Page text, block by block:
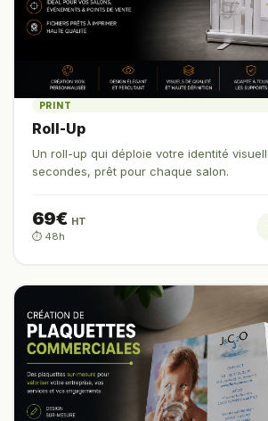
PRINT
Roll-Up
Un roll-up qui déploie votre identité
secondes, prêt pour chaque salon.
69€ HT
⏱️ 48h